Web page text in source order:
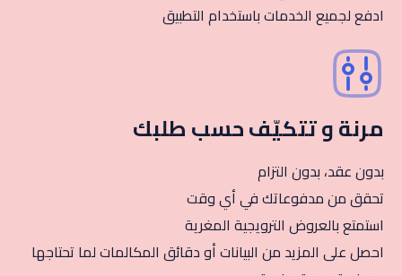
ادفع لجميع الخدمات باستخدام التطبيق
مرنة و تتكيّف حسب طلبك
بدون عقد، بدون التزام
تحقق من مدفوعاتك في أي وقت
استمتع بالعروض الترويجية المغرية
احصل على المزيد من البيانات أو دقائق المكالمات لما تحتاجها